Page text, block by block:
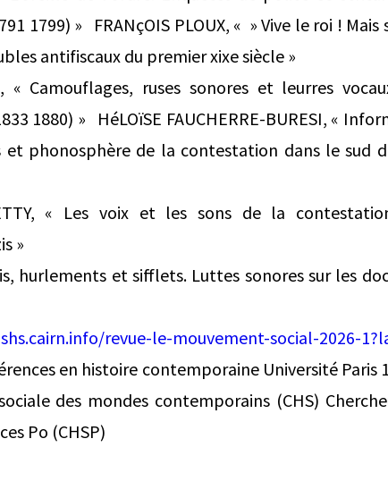
1799) » FRANçOIS PLOUX, « » Vive le roi ! Mais
antifiscaux du premier xixe siècle »
« Camouflages, ruses sonores et leurres
1880) » HéLOïSE FAUCHERRE-BURESI, «
et phonosphère de la contestation dans le sud
« Les voix et les sons de la
»
hurlements et sifflets. Luttes sonores sur les
shs.cairn.info/revue-le-mouvement-social-2026-
en histoire contemporaine Université Paris
des mondes contemporains (CHS)
Po (CHSP)